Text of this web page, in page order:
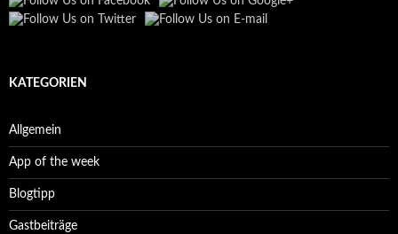
KATEGORIEN
Allgemein
App of the week
Blogtipp
Gastbeiträge